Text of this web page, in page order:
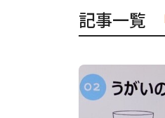
#ワンオペ育児
記事一覧